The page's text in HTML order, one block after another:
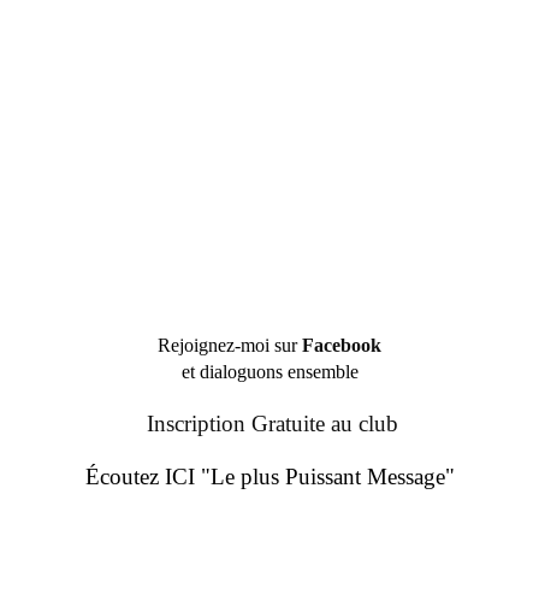
Rejoignez-moi surFacebook
et dialoguons ensemble
Inscription Gratuite au club
Écoutez ICI "Le plus Puissant Message"